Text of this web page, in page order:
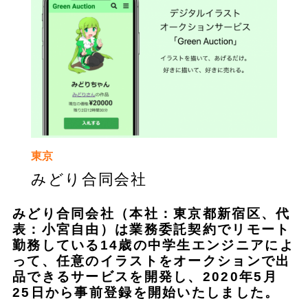
東京
みどり合同会社
みどり合同会社（本社：東京都新宿区、代
表：小宮自由）は業務委託契約でリモート
勤務している14歳の中学生エンジニアによ
って、任意のイラストをオークションで出
品できるサービスを開発し、 2020年5月
25日 から事前登録を開始いたしました。